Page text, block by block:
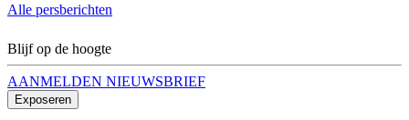
Alle persberichten
Blijf op de hoogte
AANMELDEN NIEUWSBRIEF
Exposeren